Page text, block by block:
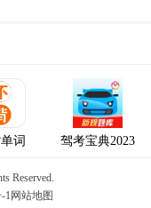
词 驾考宝典2023
Reserved.
1 网站地图